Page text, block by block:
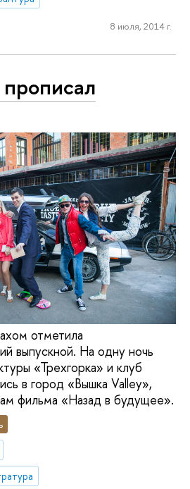
8 июля, 2014 г.
отметила
выпускной. На одну ночь
«Трехгорка» и клуб
в город «Вышка Valley»,
фильма «Назад в будущее».